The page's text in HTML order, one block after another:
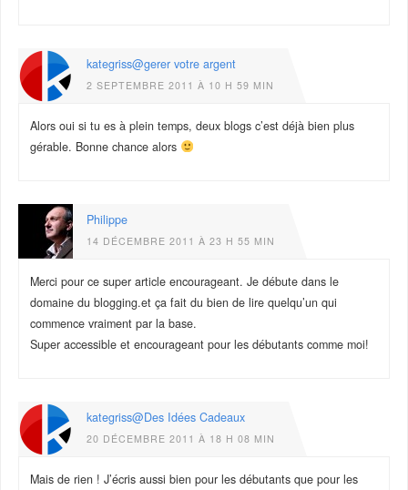
kategriss@gerer votre argent
2 SEPTEMBRE 2011 À 10 H 59 MIN
Alors oui si tu es à plein temps, deux blogs c’est déjà bien plus
gérable. Bonne chance alors
Philippe
14 DÉCEMBRE 2011 À 23 H 55 MIN
Merci pour ce super article encourageant. Je débute dans le
domaine du blogging.et ça fait du bien de lire quelqu’un qui
commence vraiment par la base.
Super accessible et encourageant pour les débutants comme moi!
kategriss@Des Idées Cadeaux
20 DÉCEMBRE 2011 À 18 H 08 MIN
Mais de rien ! J’écris aussi bien pour les débutants que pour les